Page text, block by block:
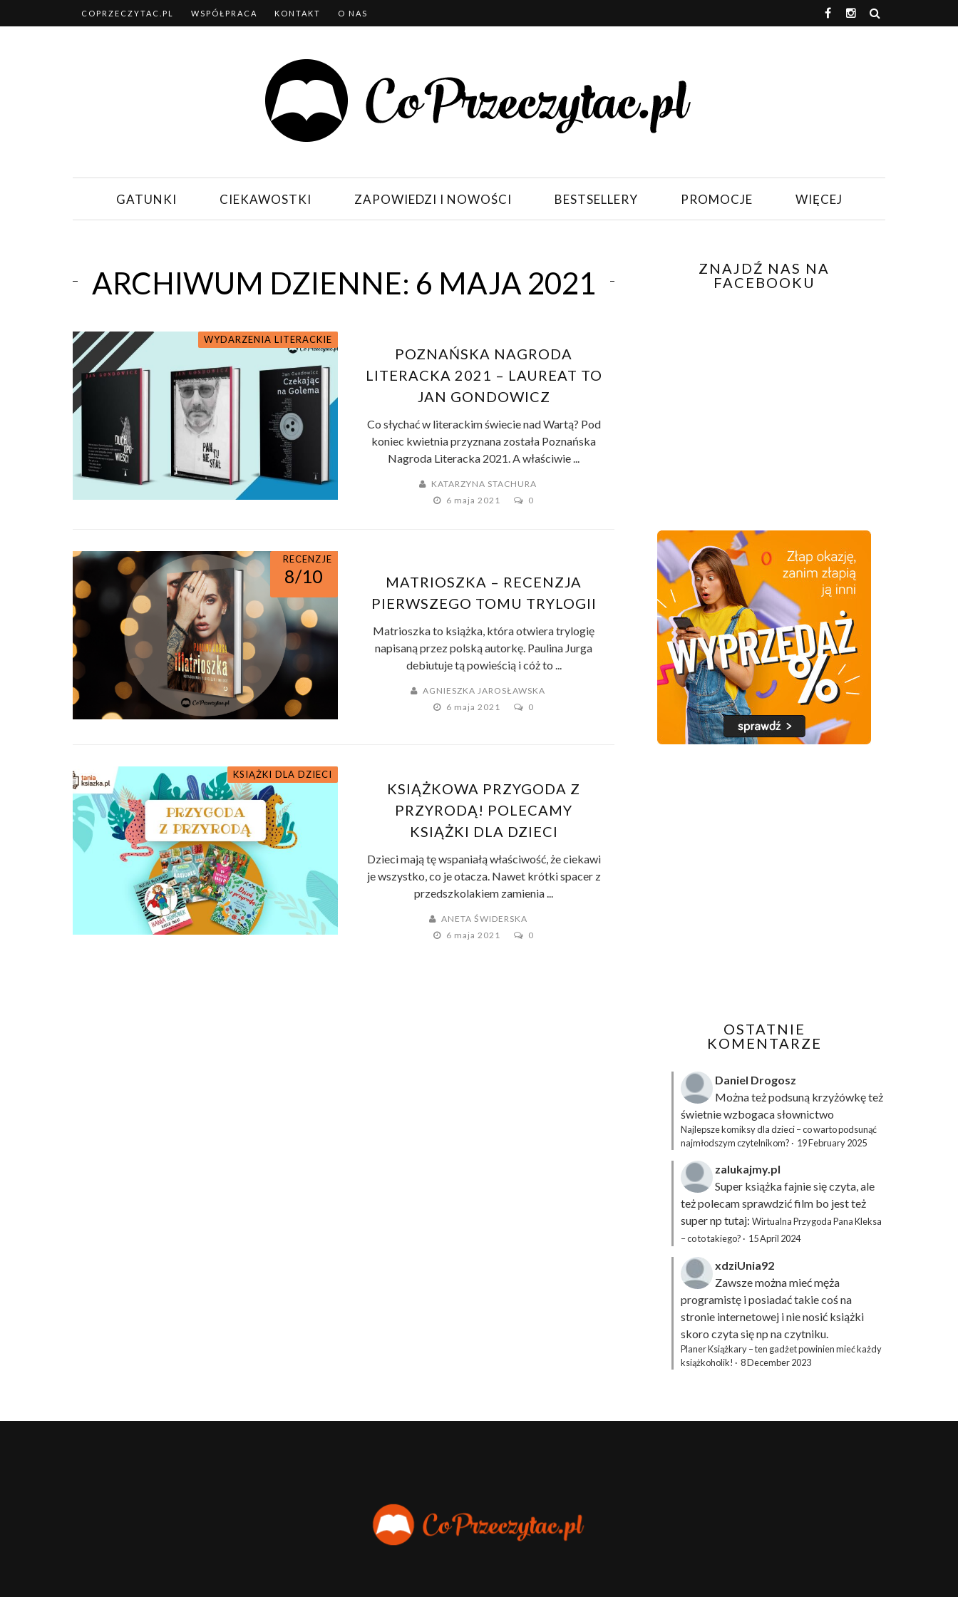
COPRZECZYTAC.PL WSPÓŁPRACA KONTAKT O NAS
GATUNKI CIEKAWOSTKI ZAPOWIEDZI I NOWOŚCI BESTSELLERY PROMOCJE WIĘCEJ
ARCHIWUM DZIENNE: 6 MAJA 2021
WYDARZENIA LITERACKIE
POZNAŃSKA NAGRODA
LITERACKA 2021 – LAUREAT TO
JAN GONDOWICZ
Co słychać w literackim świecie nad Wartą? Pod
koniec kwietnia przyznana została Poznańska
Nagroda Literacka 2021. A właściwie ...
KATARZYNA STACHURA
6 maja 2021
0
RECENZJE
8/10
MATRIOSZKA – RECENZJA
PIERWSZEGO TOMU TRYLOGII
Matrioszka to książka, która otwiera trylogię
napisaną przez polską autorkę. Paulina Jurga
debiutuje tą powieścią i cóż to ...
AGNIESZKA JAROSŁAWSKA
6 maja 2021
0
KSIĄŻKI DLA DZIECI
KSIĄŻKOWA PRZYGODA Z
PRZYRODĄ! POLECAMY
KSIĄŻKI DLA DZIECI
Dzieci mają tę wspaniałą właściwość, że ciekawi
je wszystko, co je otacza. Nawet krótki spacer z
przedszkolakiem zamienia ...
ANETA ŚWIDERSKA
6 maja 2021
0
ZNAJDŹ NAS NA
FACEBOOKU
OSTATNIE
KOMENTARZE
Daniel Drogosz
Można też podsuną krzyżówkęteż
świetnie wzbogaca słownictwo
Najlepsze komiksy dla dzieci – co warto podsunąć
najmłodszym czytelnikom? · 19 February 2025
zalukajmy.pl
Super książka fajnie się czyta, ale
też polecam sprawdzić film bo jest też
super np tutaj: Wirtualna Przygoda Pana Kleksa
– co to takiego? · 15 April 2024
xdziUnia92
Zawsze można mieć męża
programistę i posiadać takie coś na
stronie internetowej i nie nosić książki
skoro czyta się np na czytniku.
Planer Książkary – ten gadżet powinien mieć każdy
książkoholik! · 8 December 2023